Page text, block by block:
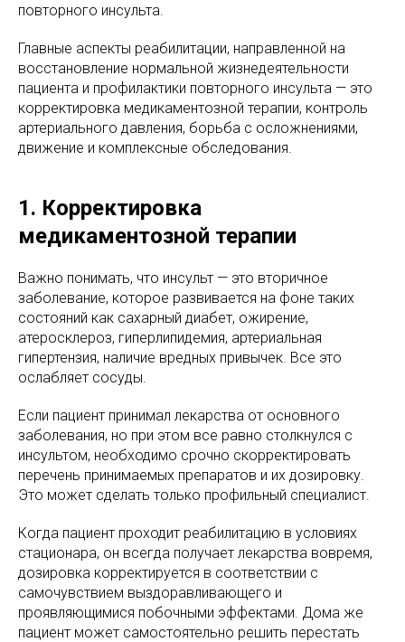
повторного инсульта.
Главные аспекты реабилитации, направленной на
восстановление нормальной жизнедеятельности
пациента и профилактики повторного инсульта — это
корректировка медикаментозной терапии, контроль
артериального давления, борьба с осложнениями,
движение и комплексные обследования.
1. Корректировка
медикаментозной терапии
Важно понимать, что инсульт — это вторичное
заболевание, которое развивается на фоне таких
состояний как сахарный диабет, ожирение,
атеросклероз, гиперлипидемия, артериальная
гипертензия, наличие вредных привычек. Все это
ослабляет сосуды.
Если пациент принимал лекарства от основного
заболевания, но при этом все равно столкнулся с
инсультом, необходимо срочно скорректировать
перечень принимаемых препаратов и их дозировку.
Это может сделать только профильный специалист.
Когда пациент проходит реабилитацию в условиях
стационара, он всегда получает лекарства вовремя,
дозировка корректируется в соответствии с
самочувствием выздоравливающего и
проявляющимися побочными эффектами. Дома же
пациент может самостоятельно решить перестать